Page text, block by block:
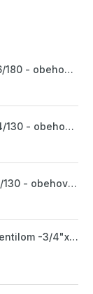
AVANSA 25-6/180 - obehové čerpadlo, pripojovací závit 6/4"
AVANSA 25-4/130 - obehové čerpadlo, pripojovací závit 6/4"
AVANSA 15-6/130 - obehové čerpadlo, pripojovací závit 1"
Šróbenie k ventilom -3/4"x 1/2"